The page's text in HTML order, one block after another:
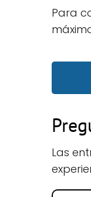
Para
Las